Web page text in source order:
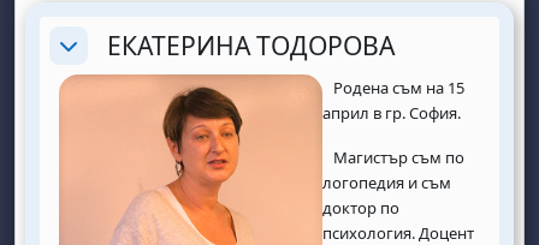
ReplierЕКАТЕРИНА ТОДОРОВА
Родена съм на 15
април в гр. София.
Магистър съм по
логопедия и съм
доктор по
психология.Доцент